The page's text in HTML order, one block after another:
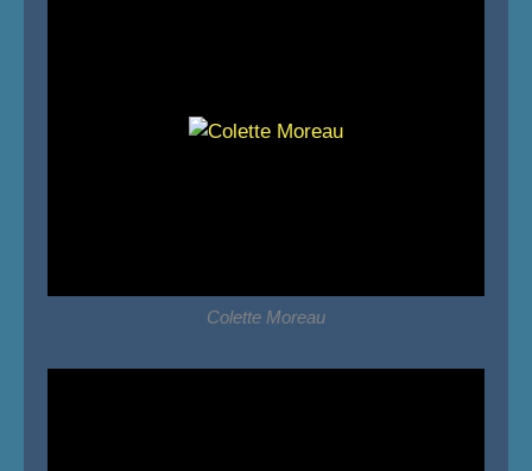
Colette Moreau